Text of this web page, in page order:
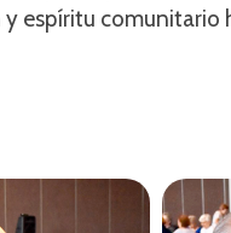
espíritu